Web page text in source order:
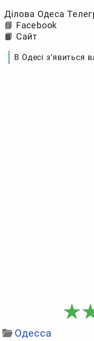
Ділова Одеса
📘 Facebook
📙 Сайт
В Одесі з’явиться
Одесса